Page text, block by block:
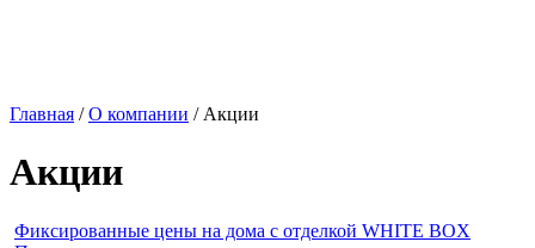
Главная /О компании / Акции
Акции
Фиксированные цены на дома с отделкой WHITE BOХ